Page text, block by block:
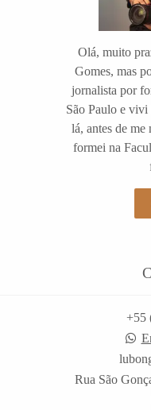
Olá, muito
Gomes, mas
jornalista por
São Paulo e
lá, antes de
formei na
+55
Rua São